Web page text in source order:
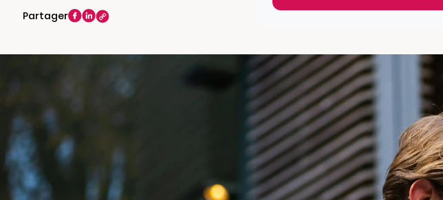
Partager